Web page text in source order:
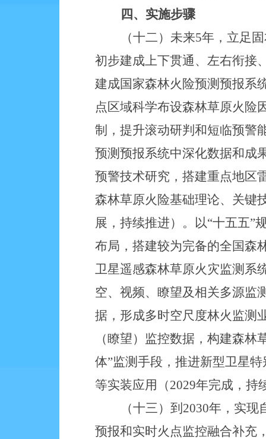
四、实施步骤
（十二）未来5年，立足
初步建成上下贯通、左右衔接
建成国家森林火险预测预报系
点区域科学布设森林草原火险
制，提升滚动研判和短临预警
预测预报系统中深化数据和成
预警技术研究，搭建重点地区
森林草原火险基础理论、关键
展，持续推进）。以“十五五”
布局，搭建较为完备的全国森
卫星遥感森林草原火灾监测系
空、视频、瞭望及相关多源监
据，形成多时空尺度林火监测
（瞭望）监控数据，构建森
体”监测手段，推进新型卫星
等实装应用（2029年完成，持
（十三）到 2030年，实现
预报和实时火点监控融合补充